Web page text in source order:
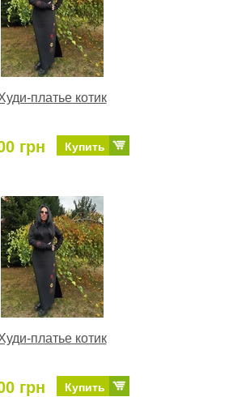
платье котик
грн Купить
платье котик
грн Купить